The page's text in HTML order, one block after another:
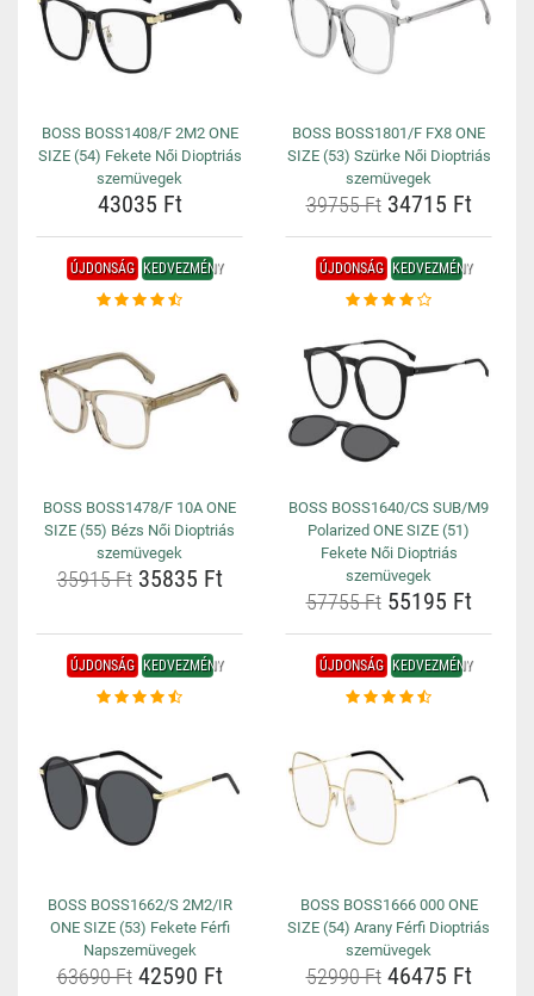
BOSS BOSS1408/F 2M2 ONE
SIZE (54) Fekete Női Dioptriás
szemüvegek
43035 Ft
BOSS BOSS1801/F FX8 ONE
SIZE (53) Szürke Női Dioptriás
szemüvegek
39755 Ft34715 Ft
ÚJDONSÁG KEDVEZMÉNY
BOSS BOSS1478/F 10A ONE
SIZE (55) Bézs Női Dioptriás
szemüvegek
35915 Ft35835 Ft
ÚJDONSÁG KEDVEZMÉNY
BOSS BOSS1640/CS SUB/M9
Polarized ONE SIZE (51)
Fekete Női Dioptriás
szemüvegek
57755 Ft55195 Ft
ÚJDONSÁG KEDVEZMÉNY
BOSS BOSS1662/S 2M2/IR
ONE SIZE (53) Fekete Férfi
Napszemüvegek
63690 Ft42590 Ft
ÚJDONSÁG KEDVEZMÉNY
BOSS BOSS1666 000 ONE
SIZE (54) Arany Férfi Dioptriás
szemüvegek
52990 Ft46475 Ft